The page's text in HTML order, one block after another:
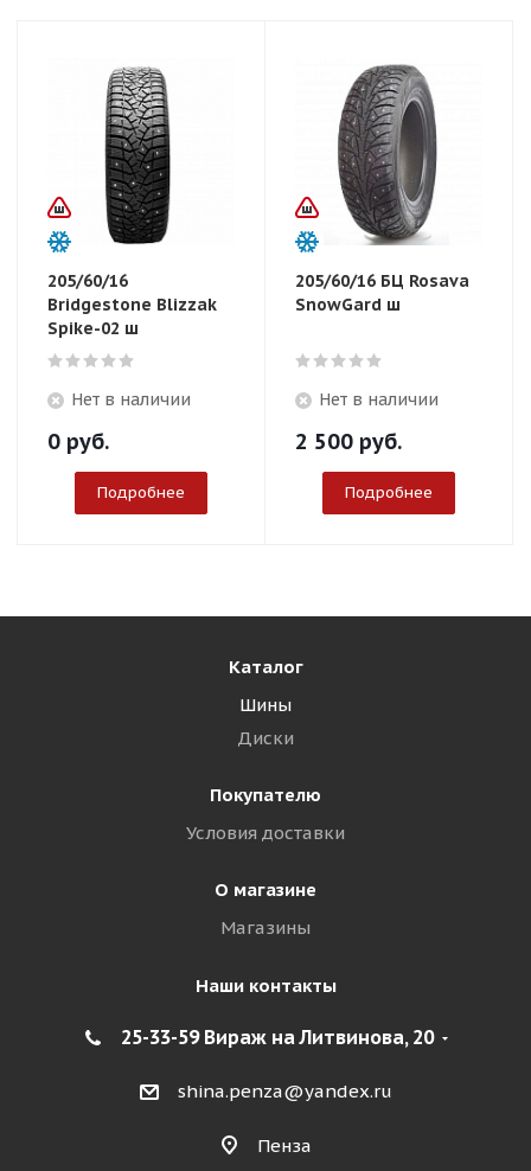
205/60/16
Bridgestone Blizzak
Spike-02 ш
Нет в наличии
0 руб.
Подробнее
205/60/16 БЦ Rosava
SnowGard ш
Нет в наличии
2 500 руб.
Подробнее
Каталог
Шины
Диски
Покупателю
Условия доставки
О магазине
Магазины
Наши контакты
25-33-59 Вираж на Литвинова, 20
shina.penza@yandex.ru
Пенза